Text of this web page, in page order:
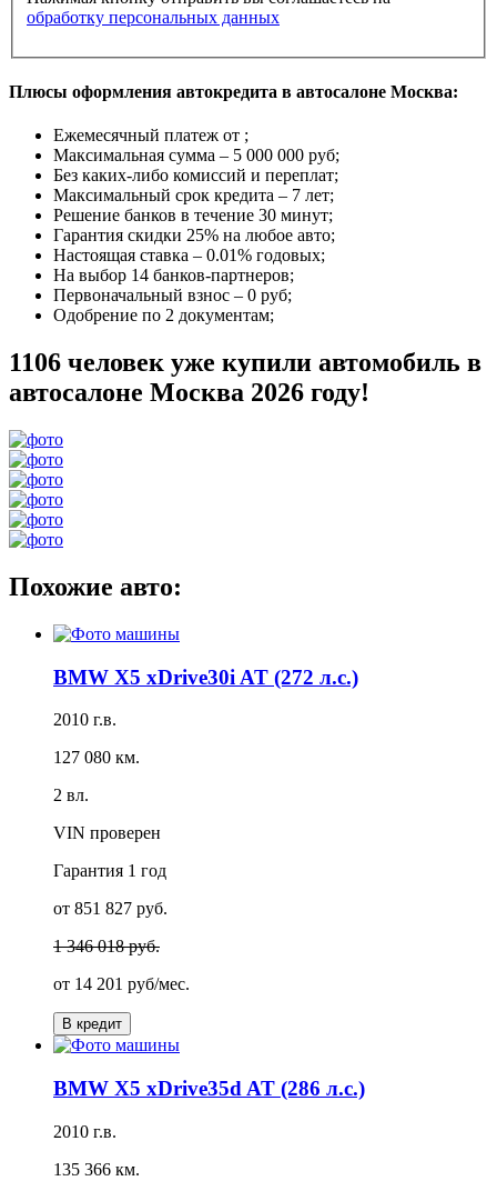
обработку персональных данных
Плюсы оформления автокредита в автосалоне Москва:
Ежемесячный платеж от ;
Максимальная сумма – 5 000 000 руб;
Без каких-либо комиссий и переплат;
Максимальный срок кредита – 7 лет;
Решение банков в течение 30 минут;
Гарантия скидки 25% на любое авто;
Настоящая ставка – 0.01% годовых;
На выбор 14 банков-партнеров;
Первоначальный взнос – 0 руб;
Одобрение по 2 документам;
1106 человек уже купили автомобиль в
автосалоне Москва 2026 году!
Похожие авто:
BMW X5 xDrive30i AT (272 л.с.)
2010 г.в.
127 080 км.
2 вл.
VIN проверен
Гарантия 1 год
от 851 827 руб.
1 346 018 руб.
от 14 201 руб/мес.
В кредит
BMW X5 xDrive35d AT (286 л.с.)
2010 г.в.
135 366 км.